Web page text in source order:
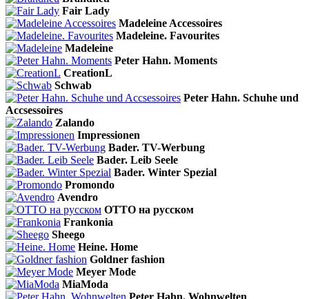
Fair Lady
Madeleine Accessoires
Madeleine. Favourites
Madeleine
Peter Hahn. Moments
CreationL
Schwab
Peter Hahn. Schuhe und
Accsessoires
Zalando
Impressionen
Bader. TV-Werbung
Bader. Leib Seele
Bader. Winter Spezial
Promondo
Avendro
OTTO на русском
Frankonia
Sheego
Heine. Home
Goldner fashion
Meyer Mode
MiaModa
Peter Hahn. Wohnwelten